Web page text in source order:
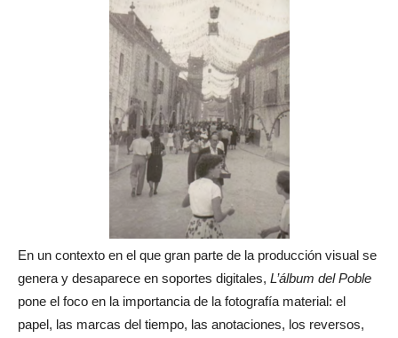
En un contexto en el que gran parte de la producción visual se
genera y desaparece en soportes digitales, L’álbum del Poble
pone el foco en la importancia de la fotografía material: el
papel, las marcas del tiempo, las anotaciones, los reversos,